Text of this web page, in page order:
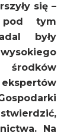
się –
tym
były
Na